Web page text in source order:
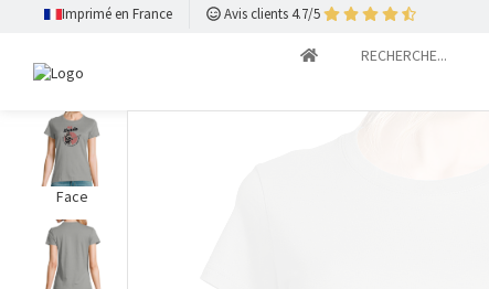
Imprimé en France Avis clients 4.7/5
RECHERCHE...
Face